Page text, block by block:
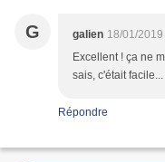
G galien 18/01/
Excellent ! ça ne
sais, c'était
Répondre